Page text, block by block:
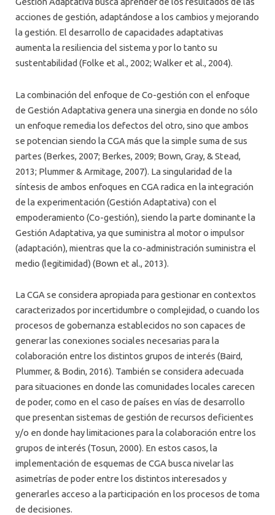
acciones de gestión, adaptándose a los cambios y mejorando
la gestión. El desarrollo de capacidades adaptativas
aumenta la resiliencia del sistema y por lo tanto su
sustentabilidad (Folke et al., 2002; Walker et al., 2004).
La combinación del enfoque de Co-gestión con el enfoque
de Gestión Adaptativa genera una sinergia en donde no sólo
un enfoque remedia los defectos del otro, sino que ambos
se potencian siendo la CGA más que la simple suma de sus
partes (Berkes, 2007; Berkes, 2009; Bown, Gray, & Stead,
2013; Plummer & Armitage, 2007). La singularidad de la
síntesis de ambos enfoques en CGA radica en la integración
de la experimentación (Gestión Adaptativa) con el
empoderamiento (Co-gestión), siendo la parte dominante la
Gestión Adaptativa, ya que suministra al motor o impulsor
(adaptación), mientras que la co-administración suministra el
medio (legitimidad) (Bown et al., 2013).
La CGA se considera apropiada para gestionar en contextos
caracterizados por incertidumbre o complejidad, o cuando los
procesos de gobernanza establecidos no son capaces de
generar las conexiones sociales necesarias para la
colaboración entre los distintos grupos de interés (Baird,
Plummer, & Bodin, 2016). También se considera adecuada
para situaciones en donde las comunidades locales carecen
de poder, como en el caso de países en vías de desarrollo
que presentan sistemas de gestión de recursos deficientes
y/o en donde hay limitaciones para la colaboración entre los
grupos de interés (Tosun, 2000). En estos casos, la
implementación de esquemas de CGA busca nivelar las
asimetrías de poder entre los distintos interesados y
generarles acceso a la participación en los procesos de toma
de decisiones.